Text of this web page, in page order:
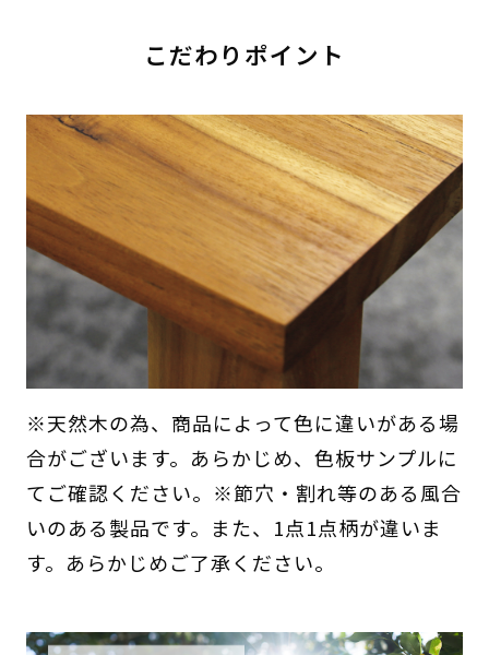
こだわりポイント
※天然木の為、商品によって色に違いがある場
合がございます。あらかじめ、色板サンプルに
てご確認ください。※節穴・割れ等のある風合
いのある製品です。また、1点1点柄が違いま
す。あらかじめご了承ください。